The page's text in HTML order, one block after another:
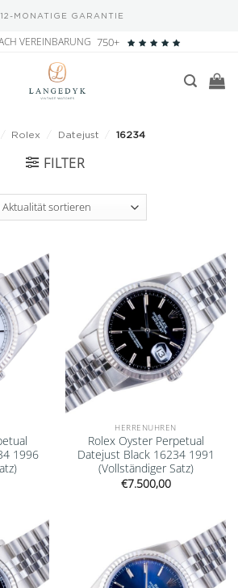
12-MONATIGE GARANTIE
VEREINBARUNG 750+
Rolex Datejust 16234
FILTER
Add to
wishlist
1996
Add to
wishlist
HERRENUHREN
Rolex Oyster Perpetual
Datejust Black 16234 1991
(Vollständiger Satz)
€7.500,00
Add to
wishlist
Add to
wishlist